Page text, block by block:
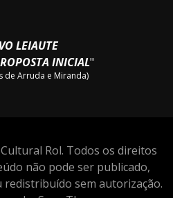
LEIAUTE
INICIAL"
de Arruda e Miranda)
Rol. Todos os direitos
não pode ser publicado,
sem autorização.